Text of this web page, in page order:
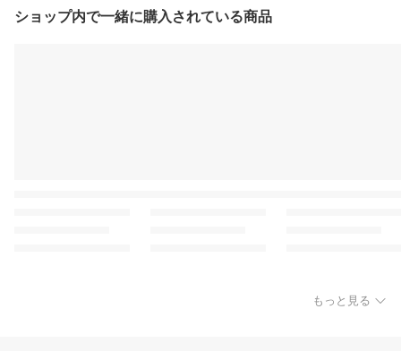
ショップ内で一緒に購入されている商品
もっと見る